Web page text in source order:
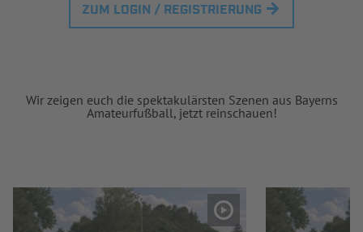
ZUM LOGIN / REGISTRIERUNG
Wir zeigen euch die spektakulärsten Szenen aus Bayerns
Amateurfußball, jetzt reinschauen!